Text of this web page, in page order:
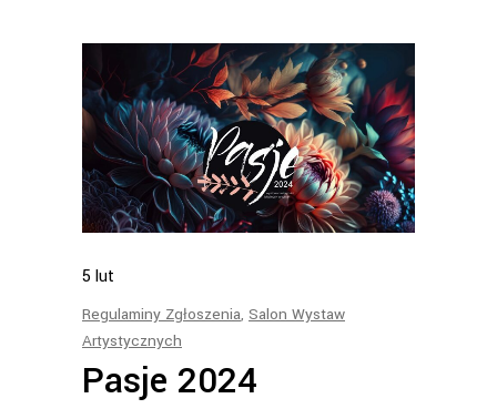
5 lut
Regulaminy Zgłoszenia, Salon Wystaw
Artystycznych
Pasje 2024